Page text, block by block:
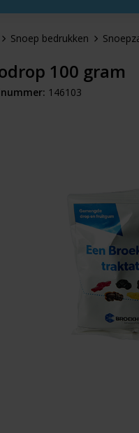
Snoep bedrukken
100 gram
146103